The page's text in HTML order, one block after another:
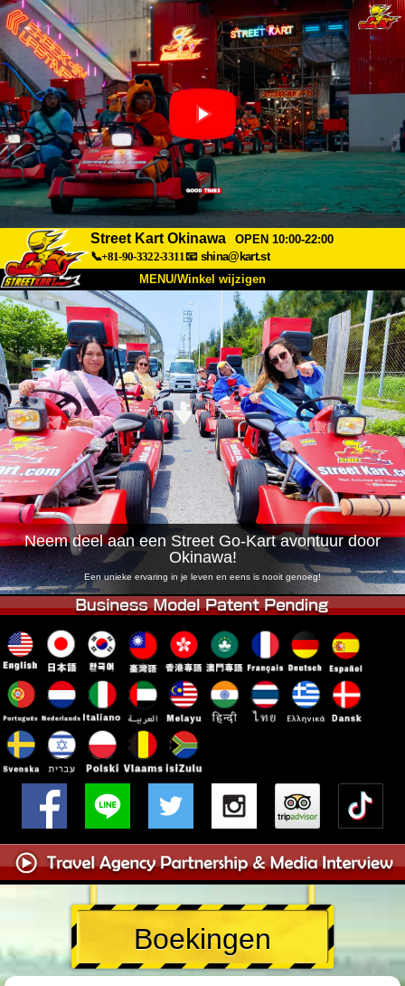
Street Kart Okinawa
OPEN 10:00-22:00
📞+81-90-3322-3311📧 shina@kart.st
MENU/Winkel wijzigen
TOP
Over Specificaties Prijzen
Toegang Ervaringen FAQ
Bedrijf Boekingen
Winkel wijzigen
Tokyo Shinagawa Tokyo Akihabara#1
Tokyo Akihabara#2 Tokyo Shibuya
Tokyo Shibuya Annex Tokyo Bay
Tokyo Asakusa Osaka
Okinawa
Neem deel aan een Street Go-Kart avontuur door
Okinawa!
Een unieke ervaring in je leven en eens is nooit genoeg!
Boekingen